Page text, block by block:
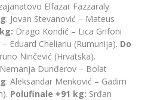
Elfazar Fazzaraly
: Jovan Stevanović – Mateus
Drago Kondić – Lica Grifoni
Eduard Cheliariu (Rumunija). Do
Ninčević (Hrvatska).
Dunđerov – Bolat
: Aleksandar Menković – Gadim
Polufinale +91 kg: Srđan